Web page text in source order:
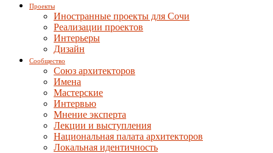
Проекты
Иностранные проекты для Сочи
Реализации проектов
Интерьеры
Дизайн
Сообщество
Союз архитекторов
Имена
Мастерские
Интервью
Мнение эксперта
Лекции и выступления
Национальная палата архитекторов
Локальная идентичность